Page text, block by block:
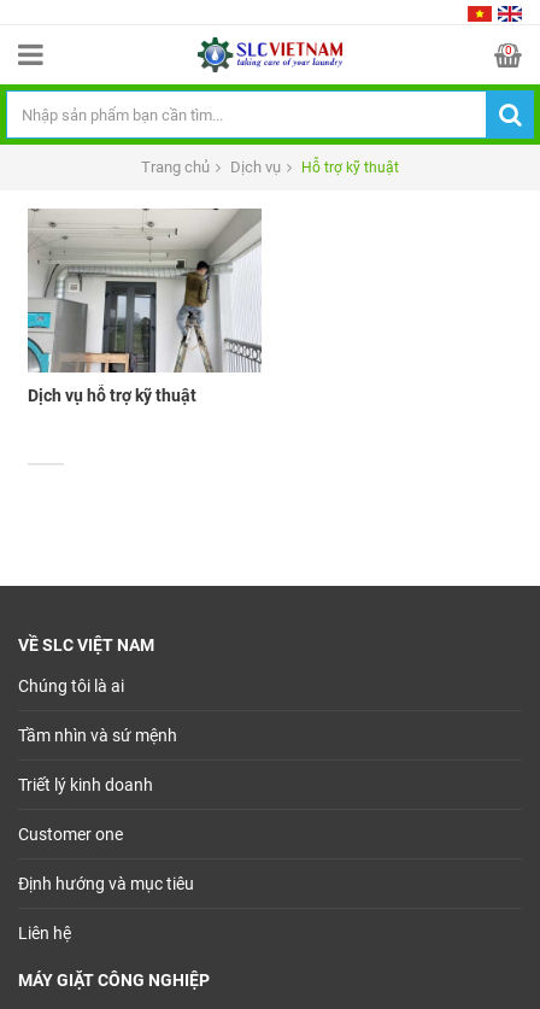
0
Trang chủ Dịch vụ Hỗ trợ kỹ thuật
Dịch vụ hỗ trợ kỹ thuật
VỀ SLC VIỆT NAM
Chúng tôi là ai
Tầm nhìn và sứ mệnh
Triết lý kinh doanh
Customer one
Định hướng và mục tiêu
Liên hệ
MÁY GIẶT CÔNG NGHIỆP